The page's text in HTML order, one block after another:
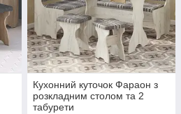
Кухонний куточок Фараон з
розкладним столом та 2
табурети